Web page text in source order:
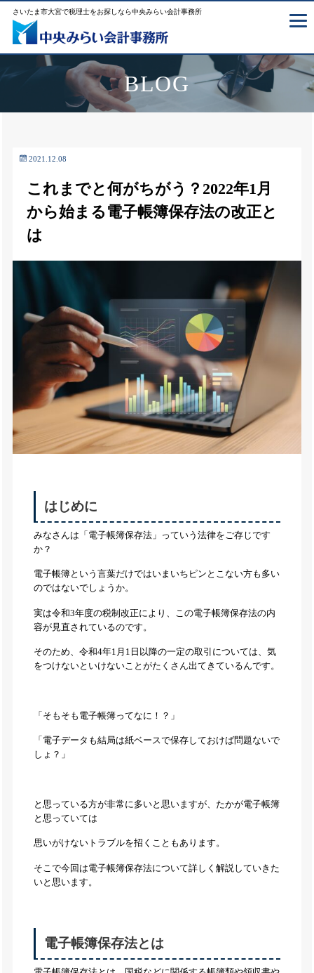
さいたま市大宮で税理士をお探しなら中央みらい会計事務所
BLOG
2021.12.08
これまでと何がちがう？2022年1月
から始まる電子帳簿保存法の改正と
は
はじめに
みなさんは「電子帳簿保存法」っていう法律をご存じです
か？
電子帳簿という言葉だけではいまいちピンとこない方も多い
のではないでしょうか。
実は令和3年度の税制改正により、この電子帳簿保存法の内
容が見直されているのです。
そのため、令和4年1月1日以降の一定の取引については、気
をつけないといけないことがたくさん出てきているんです。
「そもそも電子帳簿ってなに！？」
「電子データも結局は紙ベースで保存しておけば問題ないで
しょ？」
と思っている方が非常に多いと思いますが、たかが電子帳簿
と思っていては
思いがけないトラブルを招くこともあります。
そこで今回は電子帳簿保存法について詳しく解説していきた
いと思います。
電子帳簿保存法とは